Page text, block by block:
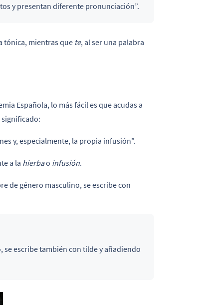
y presentan diferente pronunciación”.
tónica, mientras que te, al ser una palabra
Española, lo más fácil es que acudas a
y, especialmente, la propia infusión”.
a la hierbao infusión.
de género masculino, se escribe con
escribe también con tilde y añadiendo